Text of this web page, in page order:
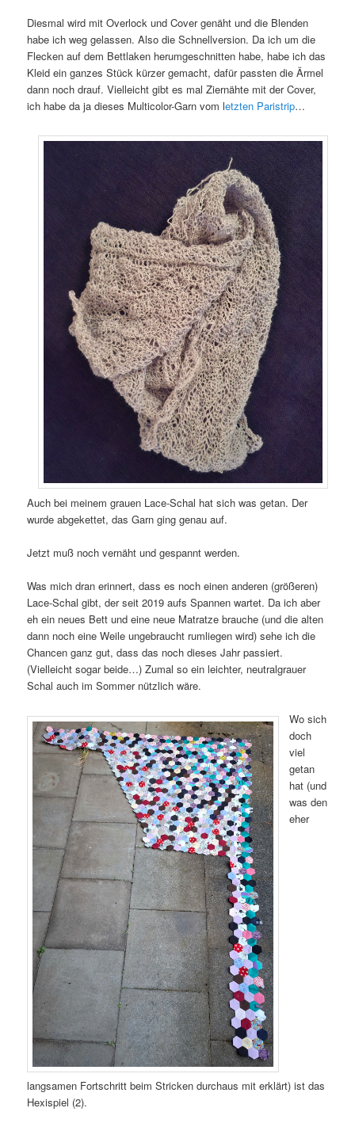
Diesmal wird mit Overlock und Cover genäht und die Blenden
habe ich weg gelassen. Also die Schnellversion. Da ich um die
Flecken auf dem Bettlaken herumgeschnitten habe, habe ich das
Kleid ein ganzes Stück kürzer gemacht, dafür passten die Ärmel
dann noch drauf. Vielleicht gibt es mal Ziernähte mit der Cover,
ich habe da ja dieses Multicolor-Garn vom letzten Paristrip…
Auch bei meinem grauen Lace-Schal hat sich was getan. Der
wurde abgekettet, das Garn ging genau auf.
Jetzt muß noch vernäht und gespannt werden.
Was mich dran erinnert, dass es noch einen anderen (größeren)
Lace-Schal gibt, der seit 2019 aufs Spannen wartet. Da ich aber
eh ein neues Bett und eine neue Matratze brauche (und die alten
dann noch eine Weile ungebraucht rumliegen wird) sehe ich die
Chancen ganz gut, dass das noch dieses Jahr passiert.
(Vielleicht sogar beide…) Zumal so ein leichter, neutralgrauer
Schal auch im Sommer nützlich wäre.
Wo sich
doch
viel
getan
hat (und
was den
eher
langsamen Fortschritt beim Stricken durchaus mit erklärt) ist das
Hexispiel (2).